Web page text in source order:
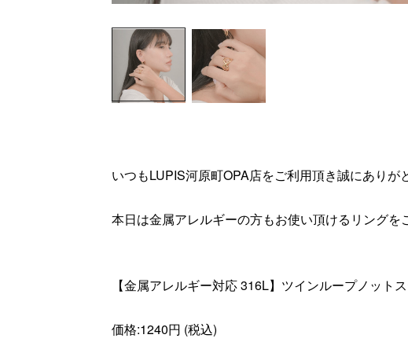
いつもLUPIS河原町OPA店をご利用頂き誠にありがと
本日は金属アレルギーの方もお使い頂けるリングを
【金属アレルギー対応 316L】ツインループノット
価格:1240円 (税込)